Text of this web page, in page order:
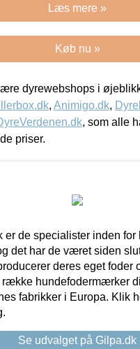
Læs mere »
Køb nu »
dyrewebshops i
, Animigo.dk,
, som alle
priser.
er de specialister inden for
det har de været siden
deres eget foder
række hundefodermærker
fabrikker i Europa. Klik
Se udvalget på Gilpa.dk